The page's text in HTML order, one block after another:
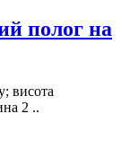
полог на
висота
2 ..